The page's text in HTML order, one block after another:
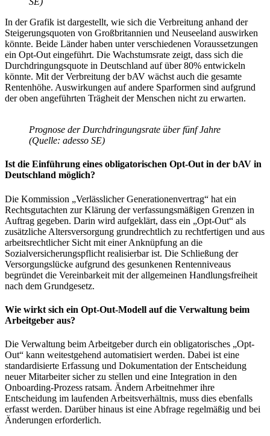
In der Grafik ist dargestellt, wie sich die Verbreitung anhand der
Steigerungsquoten von Großbritannien und Neuseeland auswirken
könnte. Beide Länder haben unter verschiedenen Voraussetzungen
ein Opt-Out eingeführt. Die Wachstumsrate zeigt, dass sich die
Durchdringungsquote in Deutschland auf über 80% entwickeln
könnte. Mit der Verbreitung der bAV wächst auch die gesamte
Rentenhöhe. Auswirkungen auf andere Sparformen sind aufgrund
der oben angeführten Trägheit der Menschen nicht zu erwarten.
Prognose der Durchdringungsrate über fünf Jahre
(Quelle: adesso SE)
Ist die Einführung eines obligatorischen Opt-Out in der bAV in
Deutschland möglich?
Die Kommission „Verlässlicher Generationenvertrag“ hat ein
Rechtsgutachten zur Klärung der verfassungsmäßigen Grenzen in
Auftrag gegeben. Darin wird aufgeklärt, dass ein „Opt-Out“ als
zusätzliche Altersversorgung grundrechtlich zu rechtfertigen und aus
arbeitsrechtlicher Sicht mit einer Anknüpfung an die
Sozialversicherungspflicht realisierbar ist. Die Schließung der
Versorgungslücke aufgrund des gesunkenen Rentenniveaus
begründet die Vereinbarkeit mit der allgemeinen Handlungsfreiheit
nach dem Grundgesetz.
Wie wirkt sich ein Opt-Out-Modell auf die Verwaltung beim
Arbeitgeber aus?
Die Verwaltung beim Arbeitgeber durch ein obligatorisches „Opt-
Out“ kann weitestgehend automatisiert werden. Dabei ist eine
standardisierte Erfassung und Dokumentation der Entscheidung
neuer Mitarbeiter sicher zu stellen und eine Integration in den
Onboarding-Prozess ratsam. Ändern Arbeitnehmer ihre
Entscheidung im laufenden Arbeitsverhältnis, muss dies ebenfalls
erfasst werden. Darüber hinaus ist eine Abfrage regelmäßig und bei
Änderungen erforderlich.